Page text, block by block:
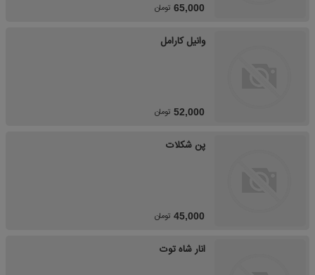
65,000 تومان
وانیل کارامل
52,000 تومان
پن شکلات
45,000 تومان
انار شاه توت